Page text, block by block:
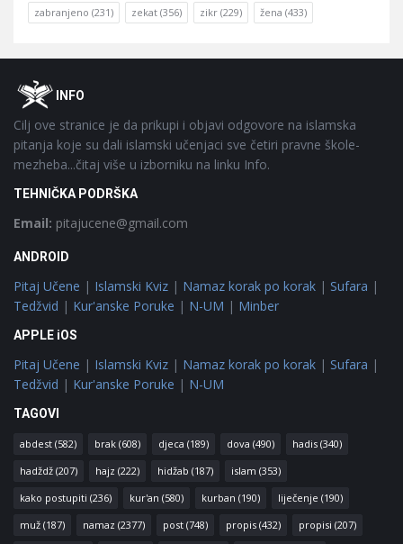
zabranjeno (231) zekat (356) zikr (229) žena (433)
FooterOINFO
Cilj ove stranice je da prikupi i objavi odgovore na islamska
pitanja koje su dali islamski učenjaci sve četiri pravne škole-
mezheba...čitaj više u izborniku na linku Info.
TEHNIČKA PODRŠKA
Email: pitajucene@gmail.com
ANDROID
Pitaj Učene | Islamski Kviz | Namaz korak po korak | Sufara |
Tedžvid | Kur'anske Poruke | N-UM | Minber
APPLE iOS
Pitaj Učene | Islamski Kviz | Namaz korak po korak | Sufara |
Tedžvid | Kur'anske Poruke | N-UM
TAGOVI
abdest (582) brak (608) djeca (189) dova (490) hadis (340)
hadždž (207) hajz (222) hidžab (187) islam (353)
kako postupiti (236) kur'an (580) kurban (190) liječenje (190)
muž (187) namaz (2377) post (748) propis (432) propisi (207)